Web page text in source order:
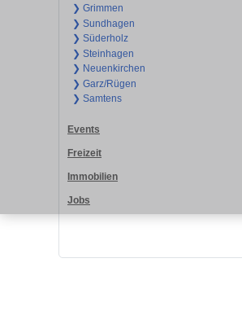
❯ Grimmen
❯ Sundhagen
❯ Süderholz
❯ Steinhagen
❯ Neuenkirchen
❯ Garz/Rügen
❯ Samtens
Events
Freizeit
Immobilien
Jobs